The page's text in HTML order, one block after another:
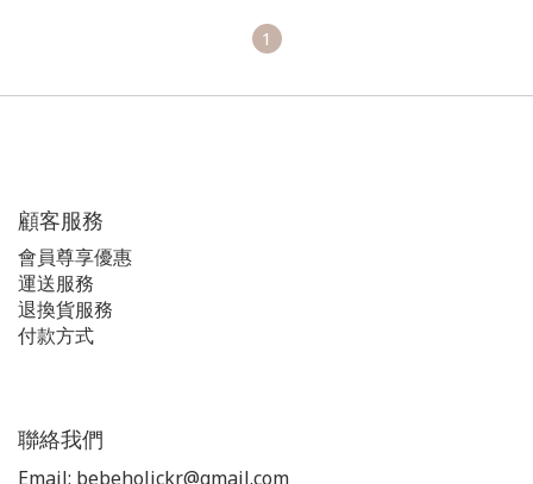
1
顧客服務
會員尊享優惠
運送服務
退換貨服務
付款方式
聯絡我們
Email: bebeholickr@gmail.com